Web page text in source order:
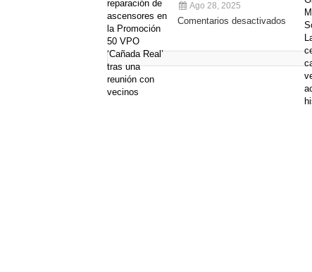
Ago 28, 2025
Comentarios desactivados